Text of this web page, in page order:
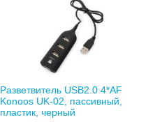
Разветвитель USB2.0 4*AF
Konoos UK-02, пассивный,
пластик, черный